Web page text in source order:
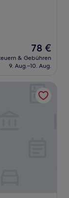
Der
Preis
beträgt
78 €
& Gebühren
9. Aug.–10. Aug.
Arbor/Brighton